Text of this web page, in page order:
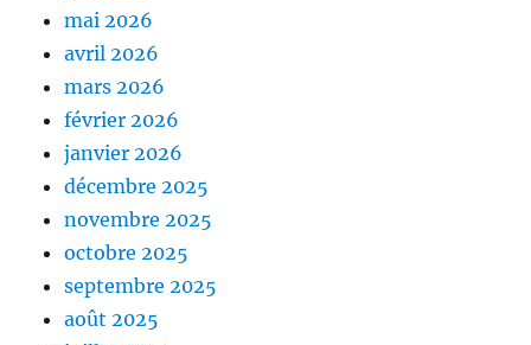
mai 2026
avril 2026
mars 2026
février 2026
janvier 2026
décembre 2025
novembre 2025
octobre 2025
septembre 2025
août 2025